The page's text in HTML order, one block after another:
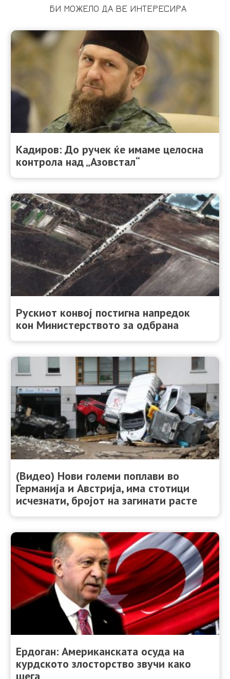
БИ МОЖЕЛО ДА ВЕ ИНТЕРЕСИРА
Кадиров: До ручек ќе имаме целосна
контрола над „Азовстал“
Рускиот конвој постигна напредок
кон Министерството за одбрана
(Видео) Нови големи поплави во
Германија и Австрија, има стотици
исчезнати, бројот на загинати расте
Ердоган: Американската осуда на
курдското злосторство звучи како
шега